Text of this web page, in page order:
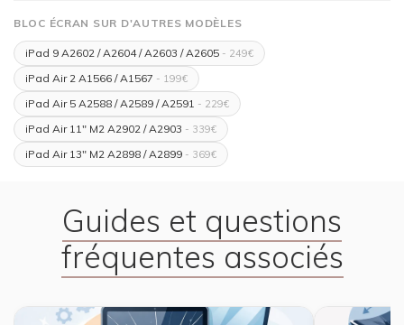
BLOC ÉCRAN SUR D'AUTRES MODÈLES
iPad 9 A2602 / A2604 / A2603 / A2605 - 249€
iPad Air 2 A1566 / A1567 - 199€
iPad Air 5 A2588 / A2589 / A2591 - 229€
iPad Air 11" M2 A2902 / A2903 - 339€
iPad Air 13" M2 A2898 / A2899 - 369€
Guides et questions
fréquentes associés